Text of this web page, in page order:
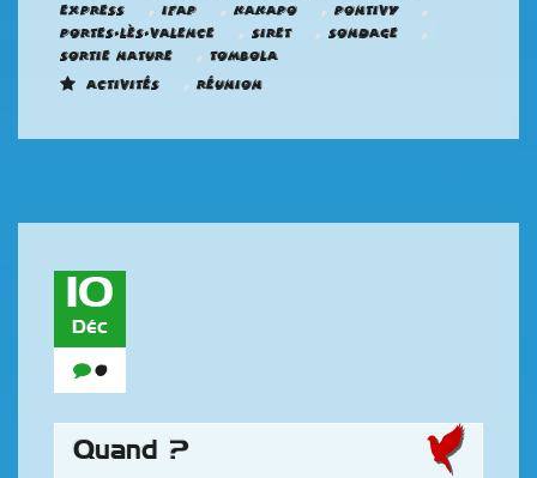
Express
, IFAP , Kakapo , Pontivy ,
Portes-Lès-Valence , SIRET , Sondage ,
Sortie nature , Tombola
Activités
, Réunion
10
Déc
0
Quand ?